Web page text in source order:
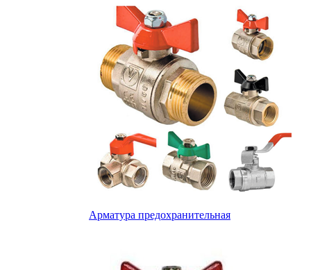
Арматура предохранительная